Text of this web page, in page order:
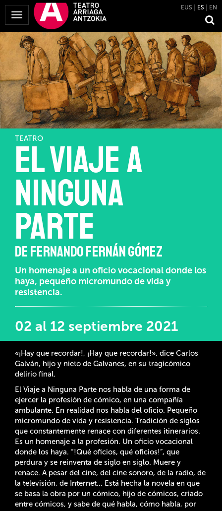
Mostrar
Menú
EUS ES EN
TEATRO
El viaje a
ninguna
parte
DE FERNANDO FERNÁN GÓMEZ
Un homenaje a un oficio vocacional donde los
haya, pequeño micromundo de vida y
resistencia.
02 al 12 septiembre 2021
«¡Hay que recordar!, ¡Hay que recordar!», dice Carlos
Galván, hijo y nieto de Galvanes, en su tragicómico
delirio final.
El Viaje a Ninguna Parte nos habla de una forma de
ejercer la profesión de cómico, en una compañía
ambulante. En realidad nos habla del oficio. Pequeño
micromundo de vida y resistencia. Tradición de siglos
que constantemente renace con diferentes itinerarios.
Es un homenaje a la profesión. Un oficio vocacional
donde los haya. “!Qué oficios, qué oficios!”, que
perdura y se reinventa de siglo en siglo. Muere y
renace. A pesar del cine, del cine sonoro, de la radio, de
la televisión, de Internet… Está hecha la novela en que
se basa la obra por un cómico, hijo de cómicos, criado
entre cómicos, y sabe de qué habla, cómo habla, por